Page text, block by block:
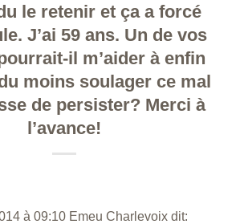
le retenir et ça a forcé
J’ai 59 ans. Un de vos
il m’aider à enfin
moins soulager ce mal
de persister? Merci à
l’avance!
à 09:10 Emeu Charlevoix dit: